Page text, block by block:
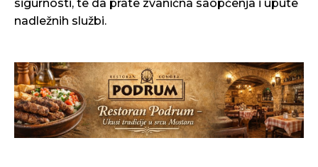
sigurnosti, te da prate zvanična saopćenja i upute
nadležnih službi.